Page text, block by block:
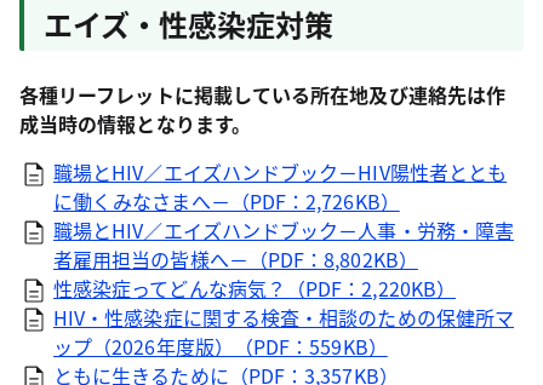
エイズ・性感染症対策
各種リーフレットに掲載している所在地及び連絡先は作
成当時の情報となります。
職場とHIV／エイズハンドブック－HIV陽性者ととも
に働くみなさまへ－（PDF：2,726KB）
職場とHIV／エイズハンドブック－人事・労務・障害
者雇用担当の皆様へ－（PDF：8,802KB）
性感染症ってどんな病気？（PDF：2,220KB）
HIV・性感染症に関する検査・相談のための保健所マ
ップ（2026年度版）（PDF：559KB）
ともに生きるために（PDF：3,357KB）